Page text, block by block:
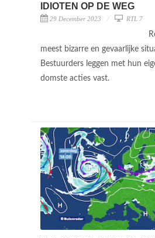
IDIOTEN OP DE WEG
29 December 2023 RTL 7
meest bizarre en gevaarlijke
Bestuurders leggen met hun
domste acties vast.